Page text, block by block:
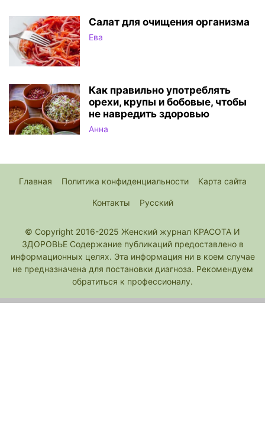
Салат для очищения организма
Ева
Как правильно употреблять
орехи, крупы и бобовые, чтобы
не навредить здоровью
Анна
Главная Политика конфиденциальности Карта сайта
Контакты Русский
© Copyright 2016-2025 Женский журнал КРАСОТА И
ЗДОРОВЬЕ Содержание публикаций предоставлено в
информационных целях. Эта информация ни в коем случае
не предназначена для постановки диагноза. Рекомендуем
обратиться к профессионалу.